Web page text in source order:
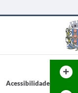
Acessibilidade